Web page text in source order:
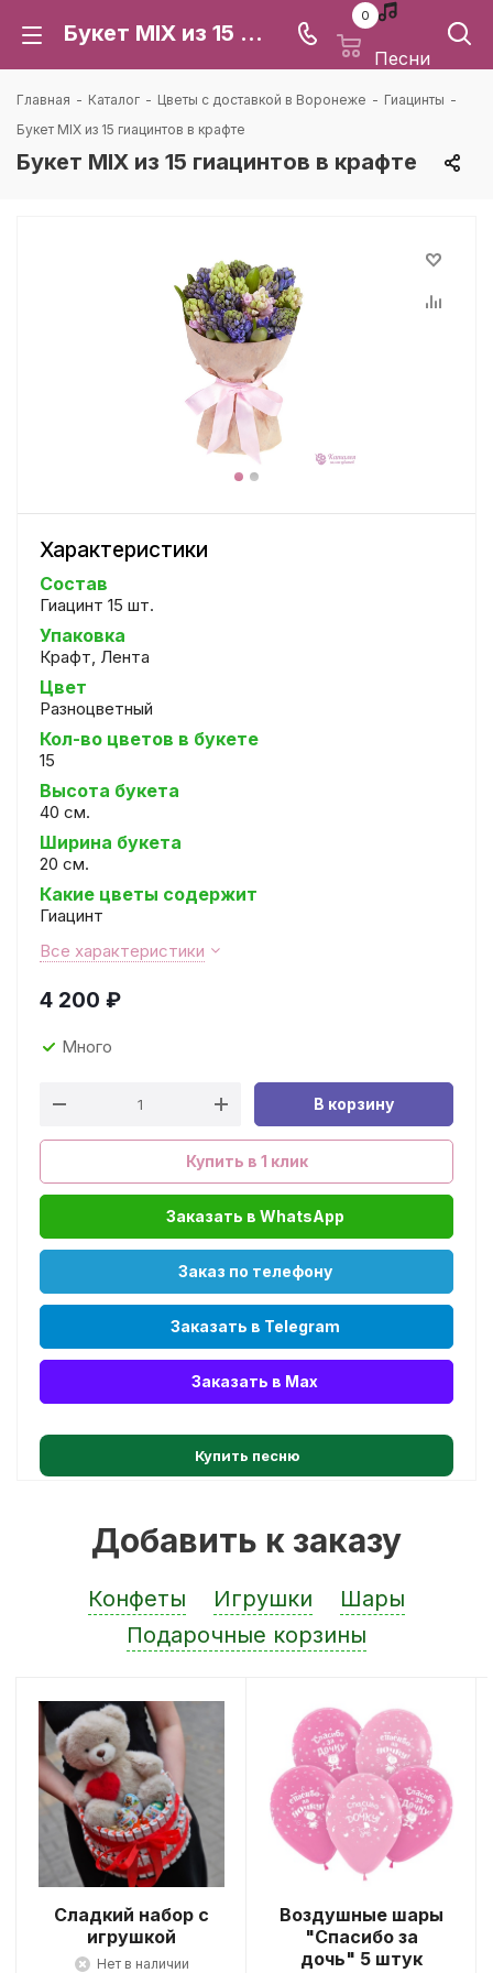
Букет MIX из 15 гиацинтов в крафте: цена и доставка в Воронеже | Каталея
0
Песни
Главная - Каталог - Цветы с доставкой в Воронеже - Гиацинты -
Букет MIX из 15 гиацинтов в крафте
Букет MIX из 15 гиацинтов в крафте
Характеристики
Состав
Гиацинт 15 шт.
Упаковка
Крафт, Лента
Цвет
Разноцветный
Кол-во цветов в букете
15
Высота букета
40 см.
Ширина букета
20 см.
Какие цветы содержит
Гиацинт
Все характеристики
4 200 ₽
Много
В корзину
Купить в 1 клик
Заказать в WhatsApp
Заказ по телефону
Заказать в Telegram
Заказать в Max
Купить песню
Добавить к заказу
Конфеты Игрушки
Шары
Подарочные корзины
Сладкий набор с
игрушкой
Нет в наличии
Воздушные шары
"Спасибо за
дочь" 5 штук